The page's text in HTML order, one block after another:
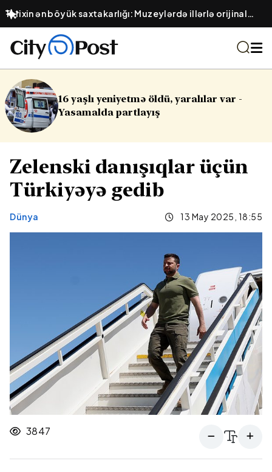
​Tarixin ən böyük saxtakarlığı: Muzeylərdə illərlə orijinal
kimi sərgilənən saxta əsərlər
öldü, yaralılar var -
Cinayət işləri
Zelenski danışıqlar üçün
Türkiyəyə gedib
Dünya 13 May 2025, 18:55
3847